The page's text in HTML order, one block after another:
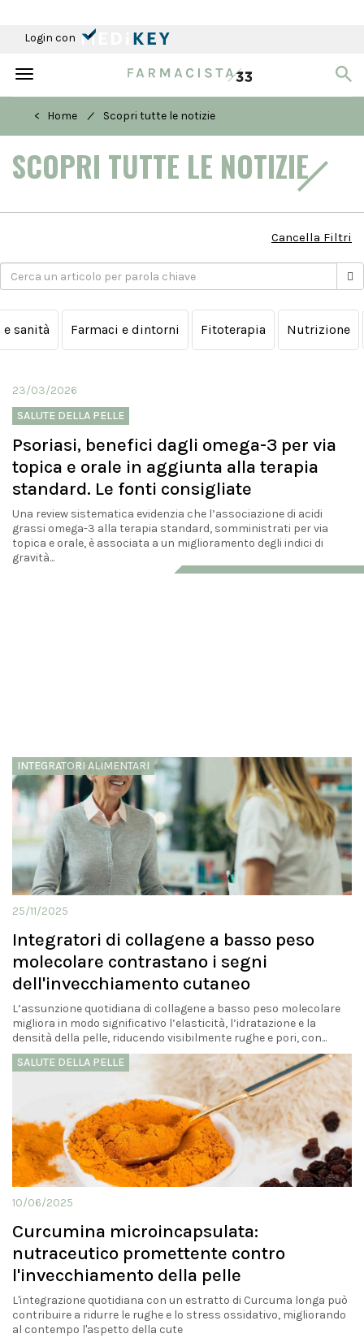
Login con
Toggle
< Home
/ Scopri tutte le notizie
SCOPRI TUTTE LE NOTIZIE
Cancella Filtri
sanità Farmaci e dintorni Fitoterapia Nutrizione
23/03/2026
SALUTE DELLA PELLE
Psoriasi, benefici dagli omega-3 per via
topica e orale in aggiunta alla terapia
standard. Le fonti consigliate
Una review sistematica evidenzia che l’associazione di acidi
grassi omega-3 alla terapia standard, somministrati per via
topica e orale, è associata a un miglioramento degli indici di
gravità...
INTEGRATORI ALIMENTARI
25/11/2025
Integratori di collagene a basso peso
molecolare contrastano i segni
dell'invecchiamento cutaneo
L’assunzione quotidiana di collagene a basso peso molecolare
migliora in modo significativo l’elasticità, l’idratazione e la
densità della pelle, riducendo visibilmente rughe e pori, con...
SALUTE DELLA PELLE
10/06/2025
Curcumina microincapsulata:
nutraceutico promettente contro
l'invecchiamento della pelle
L'integrazione quotidiana con un estratto di Curcuma longa può
contribuire a ridurre le rughe e lo stress ossidativo, migliorando
al contempo l'aspetto della cute